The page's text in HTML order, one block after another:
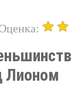
Лионом